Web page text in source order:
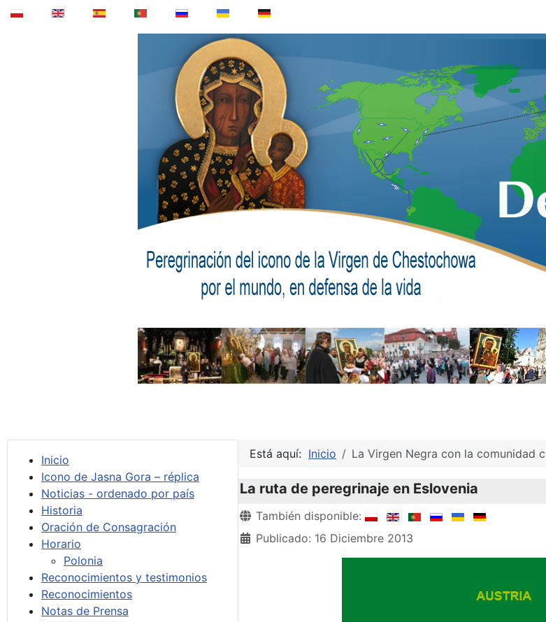
Inicio
Icono de Jasna Gora – réplica
Noticias - ordenado por país
Historia
Oración de Consagración
Horario
Polonia
Reconocimientos y testimonios
Reconocimientos
Notas de Prensa
Está aquí: Inicio La Virgen Negra con la comunidad
La ruta de peregrinaje en Eslovenia
Detalles
También disponible:
Publicado: 16 Diciembre 2013